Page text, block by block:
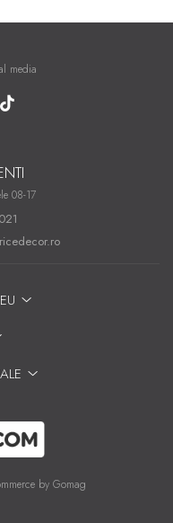
media
08-17
by Gomag